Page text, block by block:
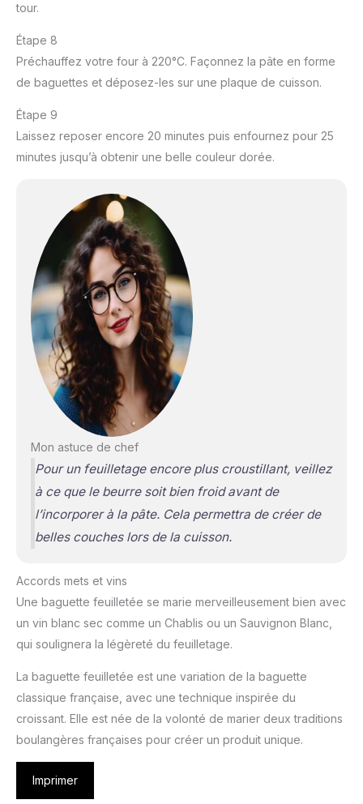
tour.
Étape 8
Préchauffez votre four à 220°C. Façonnez la pâte en forme
de baguettes et déposez-les sur une plaque de cuisson.
Étape 9
Laissez reposer encore 20 minutes puis enfournez pour 25
minutes jusqu’à obtenir une belle couleur dorée.
Mon astuce de chef
Pour un feuilletage encore plus croustillant, veillez
à ce que le beurre soit bien froid avant de
l’incorporer à la pâte. Cela permettra de créer de
belles couches lors de la cuisson.
Accords mets et vins
Une baguette feuilletée se marie merveilleusement bien avec
un vin blanc sec comme un Chablis ou un Sauvignon Blanc,
qui soulignera la légèreté du feuilletage.
La baguette feuilletée est une variation de la baguette
classique française, avec une technique inspirée du
croissant. Elle est née de la volonté de marier deux traditions
boulangères françaises pour créer un produit unique.
Imprimer